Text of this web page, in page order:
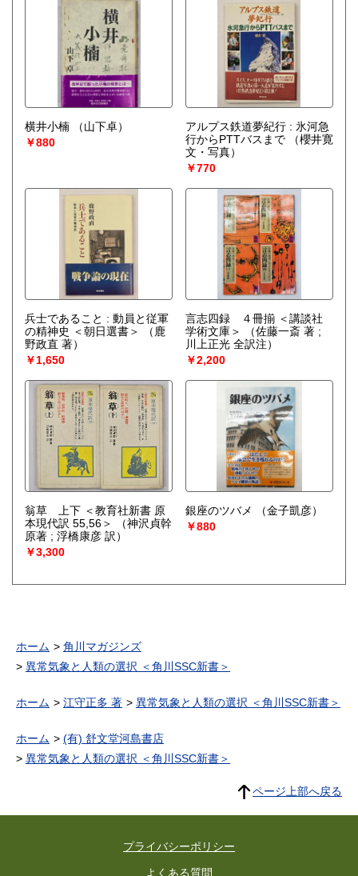
横井小楠
（山下卓）
￥880
アルプス鉄道夢紀行 : 氷河急
行からPTTバスまで
（櫻井寛
文・写真）
￥770
兵士であること : 動員と従軍
の精神史 ＜朝日選書＞
（鹿
野政直 著）
￥1,650
言志四録 ４冊揃 ＜講談社
学術文庫＞
（佐藤一斎 著 ;
川上正光 全訳注）
￥2,200
翁草 上下 ＜教育社新書 原
本現代訳 55,56＞
（神沢貞幹
原著 ; 浮橋康彦 訳）
￥3,300
銀座のツバメ
（金子凱彦）
￥880
ホーム
角川マガジンズ
異常気象と人類の選択 ＜角川SSC新書＞
ホーム 江守正多 著 異常気象と人類の選択 ＜角川SSC新書＞
ホーム
(有) 舒文堂河島書店
異常気象と人類の選択 ＜角川SSC新書＞
ページ上部へ戻る
プライバシーポリシー
よくある質問